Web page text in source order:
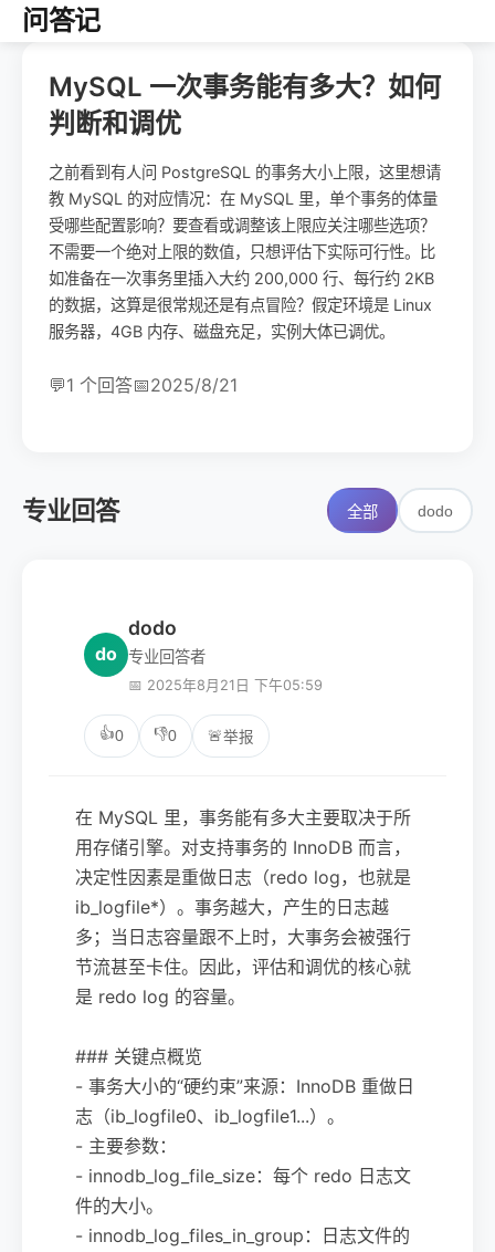
问答记
MySQL 一次事务能有多大？如何
判断和调优
之前看到有人问 PostgreSQL 的事务大小上限，这里想请
教 MySQL 的对应情况：在 MySQL 里，单个事务的体量
受哪些配置影响？要查看或调整该上限应关注哪些选项？
不需要一个绝对上限的数值，只想评估下实际可行性。比
如准备在一次事务里插入大约 200,000 行、每行约 2KB
的数据，这算是很常规还是有点冒险？假定环境是 Linux
服务器，4GB 内存、磁盘充足，实例大体已调优。
💬1 个回答📅2025/8/21
专业回答 全部 dodo
do
dodo
专业回答者
📅 2025年8月21日 下午05:59
👍0 👎0 🚨举报
在 MySQL 里，事务能有多大主要取决于所
用存储引擎。对支持事务的 InnoDB 而言，
决定性因素是重做日志（redo log，也就是
ib_logfile*）。事务越大，产生的日志越
多；当日志容量跟不上时，大事务会被强行
节流甚至卡住。因此，评估和调优的核心就
是 redo log 的容量。
### 关键点概览
- 事务大小的“硬约束”来源：InnoDB 重做日
志（ib_logfile0、ib_logfile1...）。
- 主要参数：
- innodb_log_file_size：每个 redo 日志文
件的大小。
- innodb_log_files_in_group：日志文件的